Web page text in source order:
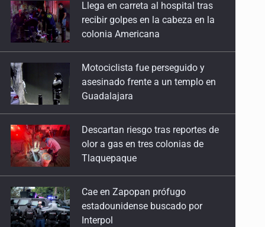
27 de Julio de 2026
Quinto Patio
25 de Julio de 2026
Quinto Patio
Quinto Patio
23 de Julio de 2026
Quinto Patio
22 de Julio de 2026
Motociclista fue perseguido y
asesinado frente a un templo en
Guadalajara
Descartan riesgo tras reportes de
olor a gas en tres colonias de
Tlaquepaque
Cae en Zapopan prófugo
estadounidense buscado por
Interpol
UdeG convierte residuos de agave
en biotextil